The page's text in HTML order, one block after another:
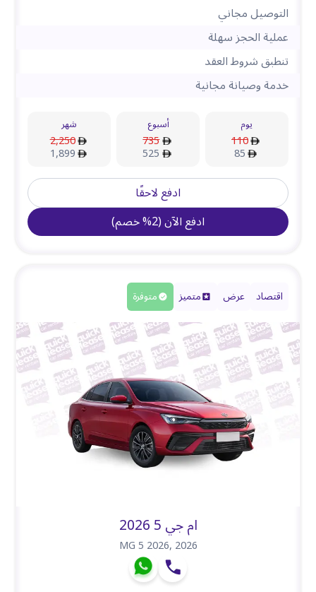
التوصيل مجاني
عملية الحجز سهلة
تنطبق شروط العقد
خدمة وصيانة مجانية
يوم
110
85
أسبوع
735
525
شهر
2,250
1,899
ادفع لاحقًا
ادفع الآن(
2
%خصم)
اقتصاد عرض متميز متوفرة
ام جي 5 2026
MG 5 2026,2026